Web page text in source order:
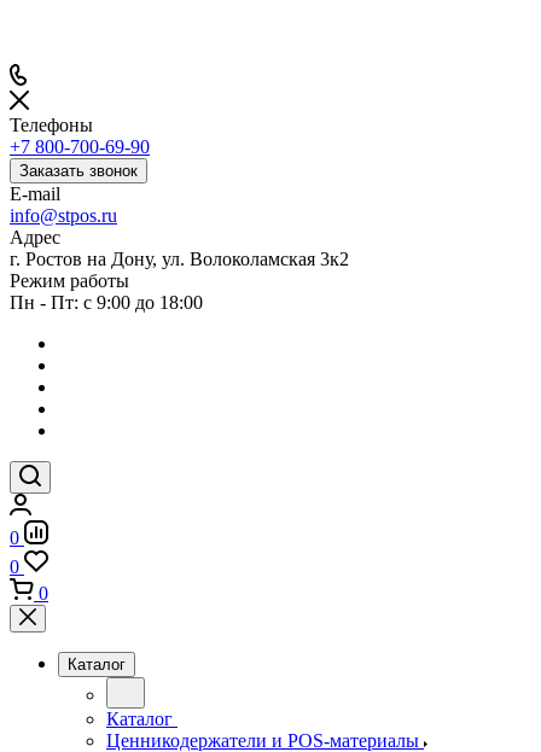
Телефоны
+7 800-700-69-90
Заказать звонок
E-mail
info@stpos.ru
Адрес
г. Ростов на Дону, ул. Волоколамская 3к2
Режим работы
Пн - Пт: с 9:00 до 18:00
0
0
0
Каталог
Каталог
Ценникодержатели и POS-материалы